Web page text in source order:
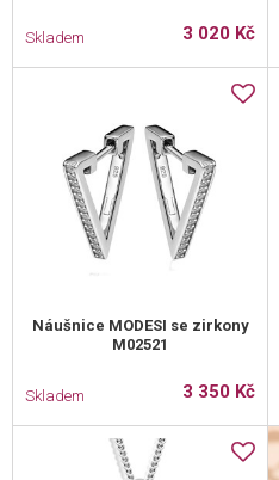
Skladem 3 020 Kč
Náušnice MODESI se zirkony
M02521
Skladem 3 350 Kč